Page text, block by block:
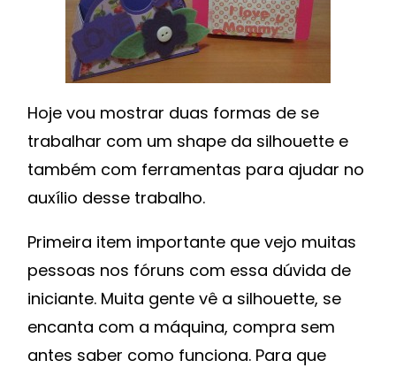
Hoje vou mostrar duas formas de se
trabalhar com um shape da silhouette e
também com ferramentas para ajudar no
auxílio desse trabalho.
Primeira item importante que vejo muitas
pessoas nos fóruns com essa dúvida de
iniciante. Muita gente vê a silhouette, se
encanta com a máquina, compra sem
antes saber como funciona. Para que